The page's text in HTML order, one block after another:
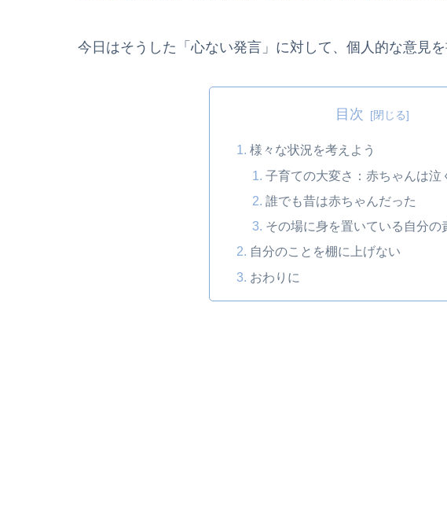
今日はそうした「心ない発言」に対して、個人的な意見を
目次
様々な状況を考えよう
子育ての大変さ：赤ちゃんは泣
誰でも昔は赤ちゃんだった
その場に身を置いている自分の
自分のことを棚に上げない
おわりに